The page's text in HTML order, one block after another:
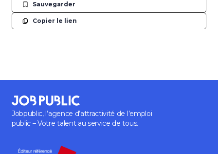
Sauvegarder
Copier le lien
Jobpublic, l’agence d’attractivité de l’emploi
public – Votre talent au service de tous.